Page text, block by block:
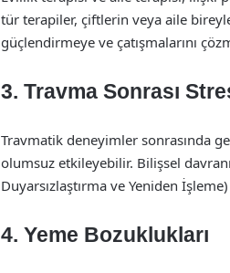
tür terapiler, çiftlerin veya aile
güçlendirmeye ve çatışmalarını
3. Travma Sonrası
Travmatik deneyimler sonrasında
olumsuz etkileyebilir. Bilişsel
Duyarsızlaştırma ve Yeniden
4. Yeme Bozuklukları